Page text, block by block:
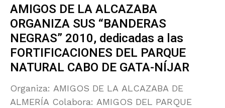
AMIGOS DE LA ALCAZABA
ORGANIZA SUS “BANDERAS
NEGRAS” 2010, dedicadas a las
FORTIFICACIONES DEL PARQUE
NATURAL CABO DE GATA-NÍJAR
Organiza: AMIGOS DE LA ALCAZABA DE
ALMERÍA Colabora: AMIGOS DEL PARQUE